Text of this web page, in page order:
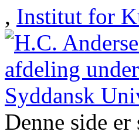
, Institut for
Denne side